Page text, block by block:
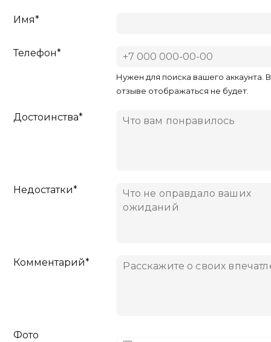
Имя*
Телефон*
Нужен для поиска вашего аккаунта. В
отзыве отображаться не будет.
Достоинства*
Недостатки*
Комментарий*
Фото